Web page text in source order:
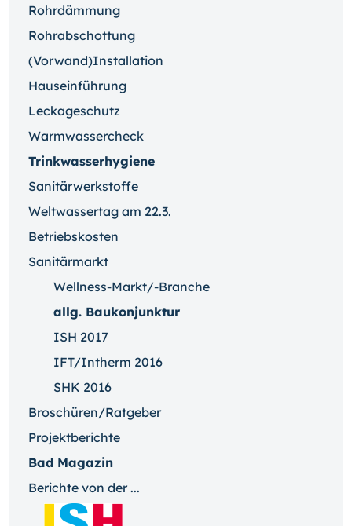
Rohrdämmung
Rohrabschottung
(Vorwand)Installation
Hauseinführung
Leckageschutz
Warmwassercheck
Trinkwasserhygiene
Sanitärwerkstoffe
Weltwassertag am 22.3.
Betriebskosten
Sanitärmarkt
Wellness-Markt/-Branche
allg. Baukonjunktur
ISH 2017
IFT/Intherm 2016
SHK 2016
Broschüren/Ratgeber
Projektberichte
Bad Magazin
Berichte von der ...